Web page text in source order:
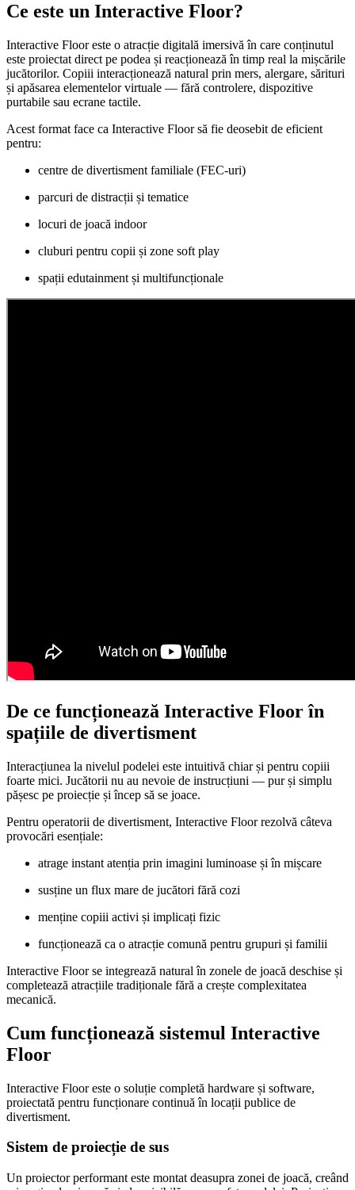
Ce este un Interactive Floor?
Interactive Floor este o atracție digitală imersivă în care conținutul
este proiectat direct pe podea și reacționează în timp real la mișcările
jucătorilor. Copiii interacționează natural prin mers, alergare, sărituri
și apăsarea elementelor virtuale — fără controlere, dispozitive
purtabile sau ecrane tactile.
Acest format face ca Interactive Floor să fie deosebit de eficient
pentru:
centre de divertisment familiale (FEC-uri)
parcuri de distracții și tematice
locuri de joacă indoor
cluburi pentru copii și zone soft play
spații edutainment și multifuncționale
De ce funcționează Interactive Floor în
spațiile de divertisment
Interacțiunea la nivelul podelei este intuitivă chiar și pentru copiii
foarte mici. Jucătorii nu au nevoie de instrucțiuni — pur și simplu
pășesc pe proiecție și încep să se joace.
Pentru operatorii de divertisment, Interactive Floor rezolvă câteva
provocări esențiale:
atrage instant atenția prin imagini luminoase și în mișcare
susține un flux mare de jucători fără cozi
menține copiii activi și implicați fizic
funcționează ca o atracție comună pentru grupuri și familii
Interactive Floor se integrează natural în zonele de joacă deschise și
completează atracțiile tradiționale fără a crește complexitatea
mecanică.
Cum funcționează sistemul Interactive
Floor
Interactive Floor este o soluție completă hardware și software,
proiectată pentru funcționare continuă în locații publice de
divertisment.
Sistem de proiecție de sus
Un proiector performant este montat deasupra zonei de joacă, creând